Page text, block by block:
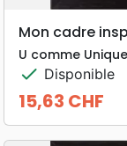
Mon cadre
U comme Unique
check Disponible
Prix
15,63 CHF